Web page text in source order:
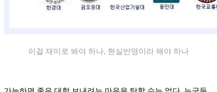
이걸 재미로 봐야 하나, 현실반영이라 해야 하나